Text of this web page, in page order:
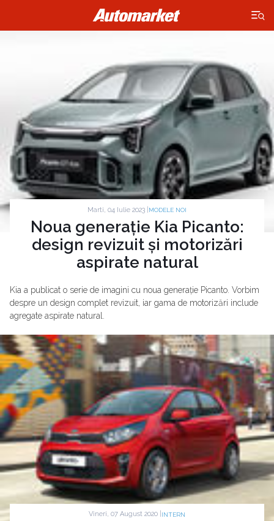
×
Marti, 04 Iulie 2023 | MODELE NOI
Noua generație Kia Picanto:
design revizuit și motorizări
aspirate natural
Kia a publicat o serie de imagini cu noua generație Picanto. Vorbim
despre un design complet revizuit, iar gama de motorizări include
agregate aspirate natural.
Vineri, 07 August 2020 | INTERN